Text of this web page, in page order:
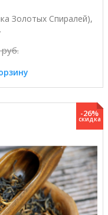
Золотых Спиралей),
-26%
скидка